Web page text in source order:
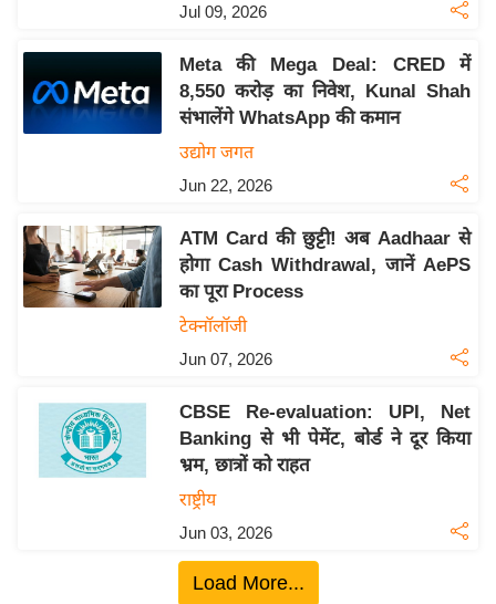
ल
श
ख्सि
ग
इं
डि
Jul 09, 2026
Meta की Mega Deal: CRED में
8,550 करोड़ का निवेश, Kunal Shah
संभालेंगे WhatsApp की कमान
उद्योग जगत
Jun 22, 2026
ATM Card की छुट्टी! अब Aadhaar से
होगा Cash Withdrawal, जानें AePS
का पूरा Process
टेक्नॉलॉजी
Jun 07, 2026
CBSE Re-evaluation: UPI, Net
Banking से भी पेमेंट, बोर्ड ने दूर किया
भ्रम, छात्रों को राहत
राष्ट्रीय
Jun 03, 2026
Load More...